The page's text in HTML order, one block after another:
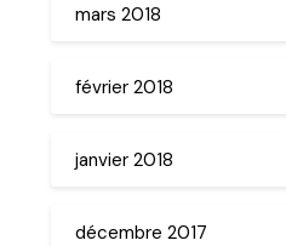
mars 2018
février 2018
janvier 2018
décembre 2017